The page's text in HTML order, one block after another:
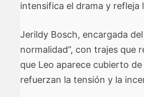
intensifica el drama y refleja
Jerildy Bosch, encargada
normalidad”, con trajes que
que Leo aparece cubierto
refuerzan la tensión y la